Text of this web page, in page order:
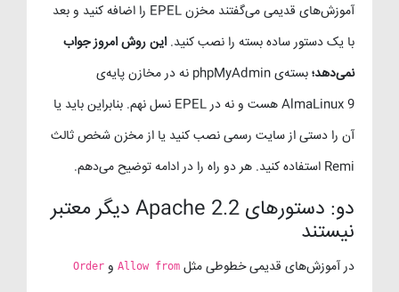
آموزش‌های قدیمی می‌گفتند مخزن EPEL را اضافه کنید و بعد
با یک دستور ساده بسته را نصب کنید.این روش امروز جواب
نمی‌دهد؛
بسته‌ی phpMyAdmin نه در مخازن پایه‌ی
AlmaLinux 9 هست و نه در EPEL نسل نهم. بنابراین باید یا
آن را دستی از سایت رسمی نصب کنید یا از مخزن شخص ثالث
Remi استفاده کنید. هر دو راه را در ادامه توضیح می‌دهم.
دو: دستورهای Apache 2.2 دیگر معتبر
نیستند
در آموزش‌های قدیمی خطوطی مثل Allow from و Order